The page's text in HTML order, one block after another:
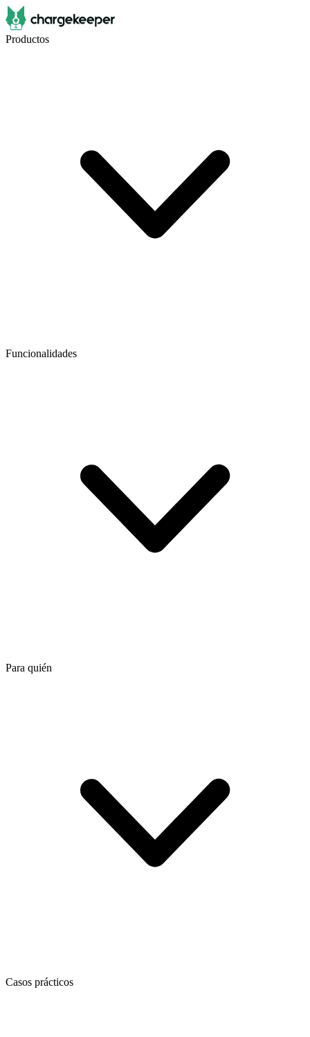
Productos
Funcionalidades
Para quién
Casos prácticos